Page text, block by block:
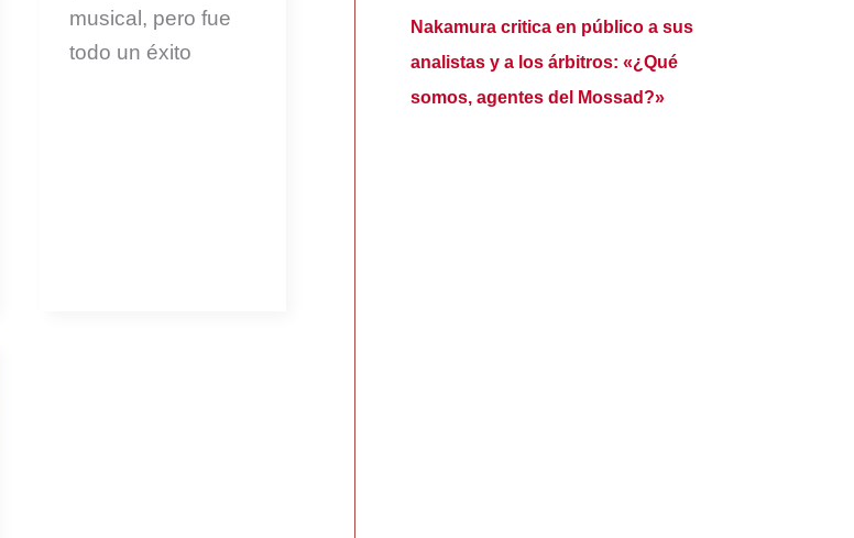
musical, pero fue
todo un éxito
Nakamura critica en público a sus
analistas y a los árbitros: «¿Qué
somos, agentes del Mossad?»